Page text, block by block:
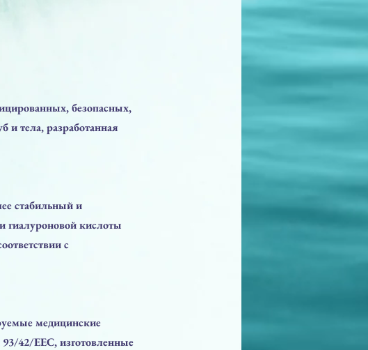
безопасных,
и тела, разработанная
стабильный и
гиалуроновой кислоты
с
медицинские
42/EEC, изготовленные